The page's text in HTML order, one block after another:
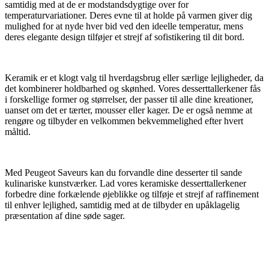
samtidig med at de er modstandsdygtige over for
temperaturvariationer. Deres evne til at holde på varmen giver dig
mulighed for at nyde hver bid ved den ideelle temperatur, mens
deres elegante design tilføjer et strejf af sofistikering til dit bord.
Keramik er et klogt valg til hverdagsbrug eller særlige lejligheder, da
det kombinerer holdbarhed og skønhed. Vores desserttallerkener fås
i forskellige former og størrelser, der passer til alle dine kreationer,
uanset om det er tærter, mousser eller kager. De er også nemme at
rengøre og tilbyder en velkommen bekvemmelighed efter hvert
måltid.
Med Peugeot Saveurs kan du forvandle dine desserter til sande
kulinariske kunstværker. Lad vores keramiske desserttallerkener
forbedre dine forkælende øjeblikke og tilføje et strejf af raffinement
til enhver lejlighed, samtidig med at de tilbyder en upåklagelig
præsentation af dine søde sager.